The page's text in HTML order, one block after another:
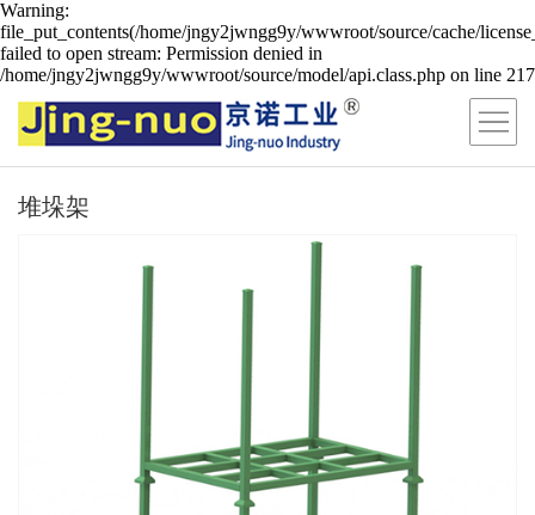
Warning:
file_put_contents(/home/jngy2jwngg9y/wwwroot/source/cache/
failed to open stream: Permission denied in
/home/jngy2jwngg9y/wwwroot/source/model/api.class.php on line 217
堆垛架